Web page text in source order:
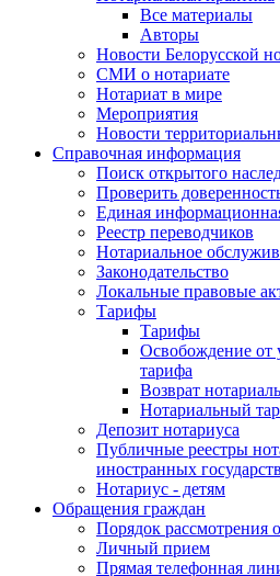
Все материалы
Авторы
Новости Белорусской
СМИ о нотариате
Нотариат в мире
Мероприятия
Новости
Справочная информация
Поиск открытого
Проверить
Единая
Реестр переводчиков
Нотариальное
Законодательство
Локальные правовые
Тарифы
Тарифы
Освобождение от
тарифа
Возврат
Нотариальный
Депозит нотариуса
Публичные реестры
иностранных государств
Нотариус - детям
Обращения граждан
Порядок рассмотрения
Личный прием
Прямая телефонная